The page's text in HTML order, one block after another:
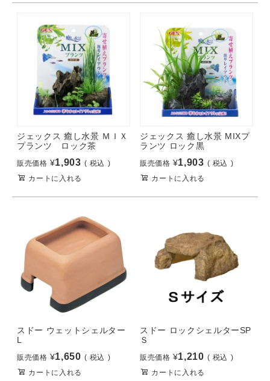
ジェックス 癒し水景 ＭＩＸ
プランツ ロック茶
販売価格 ¥1,903
税込
カートに入れる
ジェックス 癒し水景 MIXプ
ランツ ロック黒
販売価格 ¥1,903
税込
カートに入れる
スドー ウェットシェルター
L
販売価格 ¥1,650
税込
カートに入れる
スドー ロックシェルターSP
Ｓ
販売価格 ¥1,210
税込
カートに入れる